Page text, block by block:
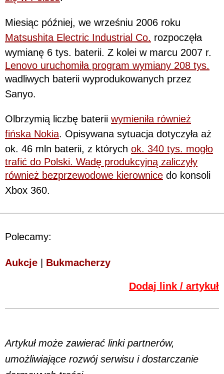
Miesiąc później, we wrześniu 2006 roku
Matsushita Electric Industrial Co. rozpoczęła
wymianę 6 tys. baterii. Z kolei w marcu 2007 r.
Lenovo uruchomiła program wymiany 208 tys.
wadliwych baterii wyprodukowanych przez
Sanyo.
Olbrzymią liczbę baterii wymieniła również
fińska Nokia. Opisywana sytuacja dotyczyła aż
ok. 46 mln baterii, z których ok. 340 tys. mogło
trafić do Polski. Wadę produkcyjną zaliczyły
również bezprzewodowe kierownice do konsoli
Xbox 360.
Polecamy:
Aukcje Bukmacherzy
Dodaj link / artykuł
Artykuł może zawierać linki partnerów,
umożliwiające rozwój serwisu i dostarczanie